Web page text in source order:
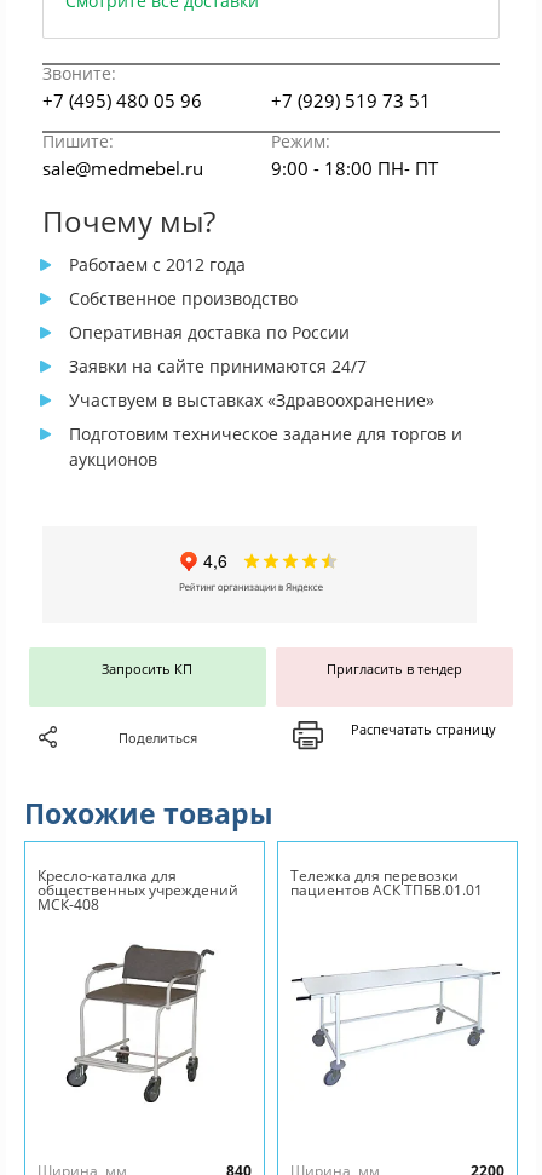
Звоните:
+7 (495) 480 05 96 +7 (929) 519 73 51
Пишите: Режим:
sale@medmebel.ru 9:00 - 18:00 ПН- ПТ
Почему мы?
Работаем с 2012 года
Собственное производство
Оперативная доставка по России
Заявки на сайте принимаются 24/7
Участвуем в выставках «Здравоохранение»
Подготовим техническое задание для торгов и
аукционов
Запросить КП Пригласить в тендер
Поделиться Распечатать страницу
Похожие товары
Кресло-каталка для
общественных учреждений
МСК-408
Тележка для перевозки
пациентов АСК ТПБВ.01.01